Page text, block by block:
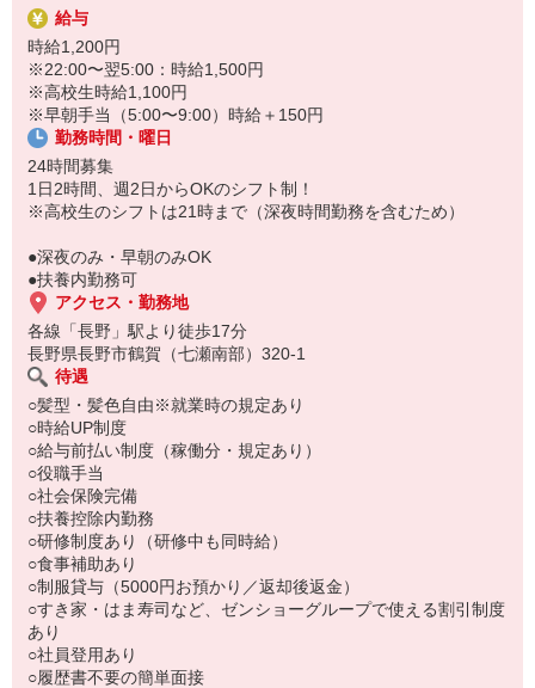
他にも、食材の調整や金銭管理、新しく入社したクルーの研修など
様々なお仕事があります。
セルフオーダー、セルフ会計で、現金の受け渡しはほとんどありま
せん。※一部店舗を除く
取り間違いもなく安心でスムーズ♪
マニュアルも用意していますので飲食店が初めての方でも大丈夫！
もちろん先輩クルーがしっかり教えてくれるので安心してくださ
い。
給与
時給1,200円
※22:00〜翌5:00：時給1,500円
※高校生時給1,100円
※早朝手当（5:00〜9:00）時給＋150円
勤務時間・曜日
24時間募集
1日2時間、週2日からOKのシフト制！
※高校生のシフトは21時まで（深夜時間勤務を含むため）
●深夜のみ・早朝のみOK
●扶養内勤務可
アクセス・勤務地
各線「長野」駅より徒歩17分
長野県長野市鶴賀（七瀬南部）320-1
待遇
○髪型・髪色自由※就業時の規定あり
○時給UP制度
○給与前払い制度（稼働分・規定あり）
○役職手当
○社会保険完備
○扶養控除内勤務
○研修制度あり（研修中も同時給）
○食事補助あり
○制服貸与（5000円お預かり／返却後返金）
○すき家・はま寿司など、ゼンショーグループで使える割引制度
あり
○社員登用あり
○履歴書不要の簡単面接